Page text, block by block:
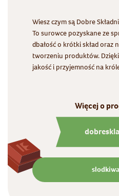
Wiesz czym są Dobre
To surowce pozyskane ze
dbałość o krótki skład oraz
tworzeniu produktów.
jakość i przyjemność na
Więcej o